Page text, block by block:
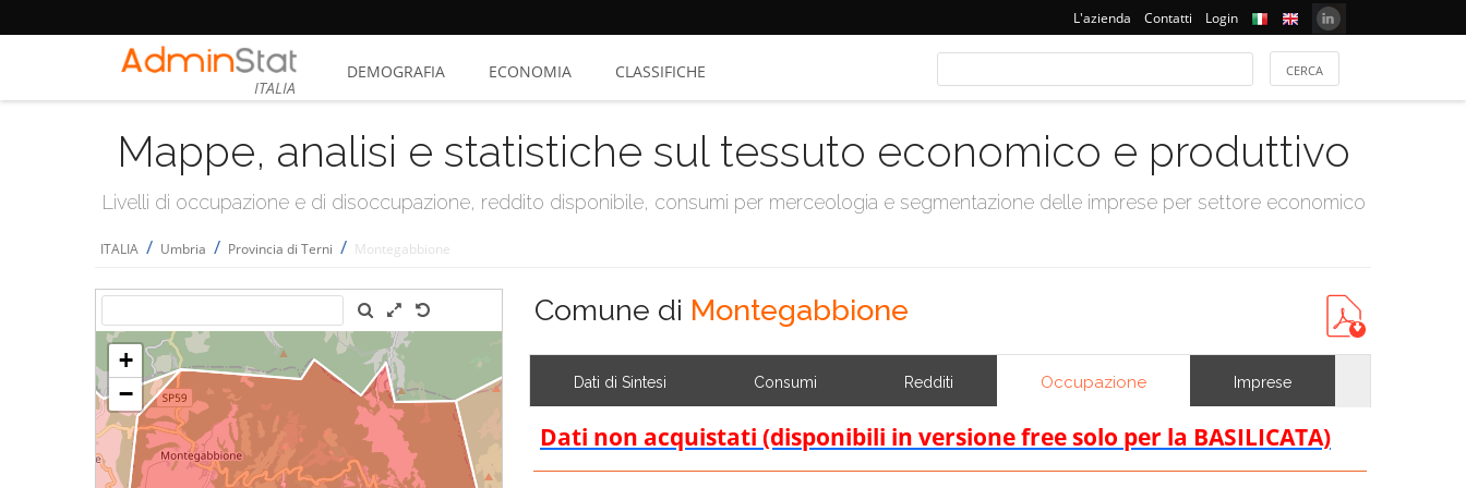
L'azienda Contatti Login
ITALIA
DEMOGRAFIA ECONOMIA CLASSIFICHE
Mappe, analisi e statistiche sul tessuto economico e produttivo
Livelli di occupazione e di disoccupazione, reddito disponibile, consumi per merceologia e segmentazione delle imprese per settore economico
ITALIA / Umbria / Provincia di Terni / Montegabbione
Comune di Montegabbione
Dati di Sintesi Consumi Redditi Occupazione Imprese
Dati non acquistati (disponibili in versione free solo per la BASILICATA)